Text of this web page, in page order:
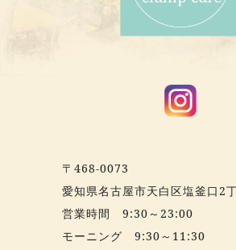
〒468-0073
愛知県名古屋市天白区塩釜口2
営業時間 9:30～23:00
モーニング 9:30～11:30